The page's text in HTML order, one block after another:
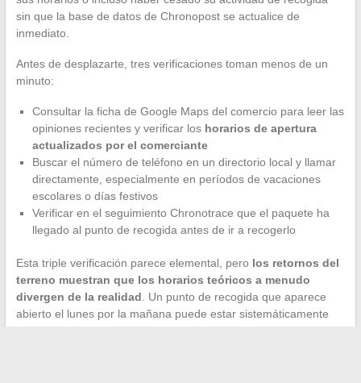
sin que la base de datos de Chronopost se actualice de
inmediato.
Antes de desplazarte, tres verificaciones toman menos de un
minuto:
Consultar la ficha de Google Maps del comercio para leer las
opiniones recientes y verificar los horarios de apertura
actualizados por el comerciante
Buscar el número de teléfono en un directorio local y llamar
directamente, especialmente en períodos de vacaciones
escolares o días festivos
Verificar en el seguimiento Chronotrace que el paquete ha
llegado al punto de recogida antes de ir a recogerlo
Esta triple verificación parece elemental, pero los retornos del
terreno muestran que los horarios teóricos a menudo
divergen de la realidad. Un punto de recogida que aparece
abierto el lunes por la mañana puede estar sistemáticamente